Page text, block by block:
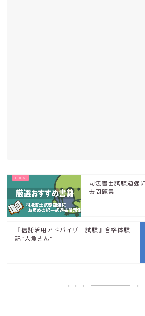
司法書士試験勉強
去問題集
『信託活用アドバイザー試験』合格体験
記”人魚さん”